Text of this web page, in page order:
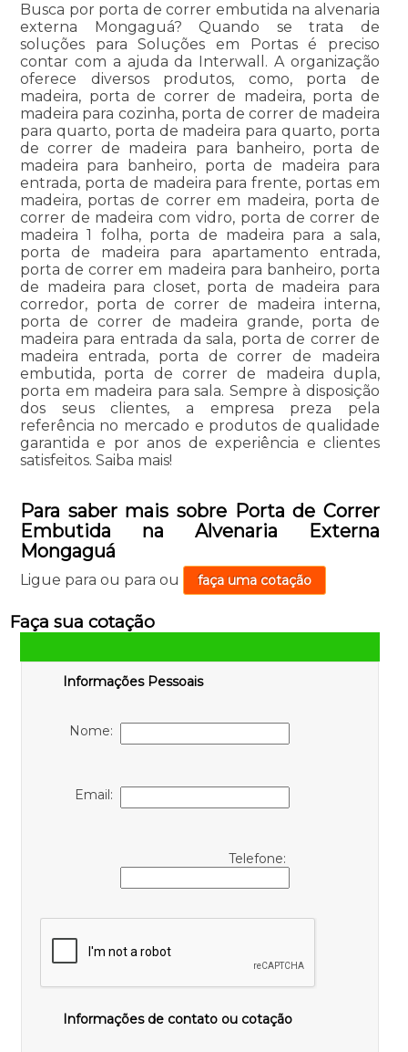
Busca por porta de correr embutida na alvenaria
externa Mongaguá? Quando se trata de
soluções para Soluções em Portas é preciso
contar com a ajuda da Interwall. A organização
oferece diversos produtos, como, porta de
madeira, porta de correr de madeira, porta de
madeira para cozinha, porta de correr de madeira
para quarto, porta de madeira para quarto, porta
de correr de madeira para banheiro, porta de
madeira para banheiro, porta de madeira para
entrada, porta de madeira para frente, portas em
madeira, portas de correr em madeira, porta de
correr de madeira com vidro, porta de correr de
madeira 1 folha, porta de madeira para a sala,
porta de madeira para apartamento entrada,
porta de correr em madeira para banheiro, porta
de madeira para closet, porta de madeira para
corredor, porta de correr de madeira interna,
porta de correr de madeira grande, porta de
madeira para entrada da sala, porta de correr de
madeira entrada, porta de correr de madeira
embutida, porta de correr de madeira dupla,
porta em madeira para sala. Sempre à disposição
dos seus clientes, a empresa preza pela
referência no mercado e produtos de qualidade
garantida e por anos de experiência e clientes
satisfeitos. Saiba mais!
Para saber mais sobre Porta de Correr
Embutida na Alvenaria Externa
Mongaguá
Ligue para ou para ou faça uma cotação
Faça sua cotação
Informações Pessoais
Nome:
Email:
Telefone:
Informações de contato ou cotação